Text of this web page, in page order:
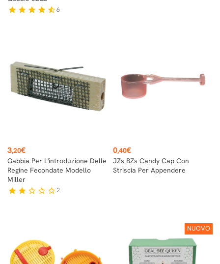
star star star star star_half6
Prezzo
3,20€
Gabbia Per L'introduzione Delle
Regine Fecondate Modello
Miller
star star star_border star_border star_border2
Prezzo
0,40€
JZs BZs Candy Cap Con
Striscia Per Appendere
NUOVO